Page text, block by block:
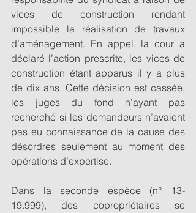
vices de construction rendant
impossible la réalisation de travaux
d’aménagement. En appel, la cour a
déclaré l’action prescrite, les vices de
construction étant apparus il y a plus
de dix ans. Cette décision est cassée,
les juges du fond n’ayant pas
recherché si les demandeurs n’avaient
pas eu connaissance de la cause des
désordres seulement au moment des
opérations d’expertise.
Dans la seconde espèce (n° 13-
19.999), des copropriétaires se